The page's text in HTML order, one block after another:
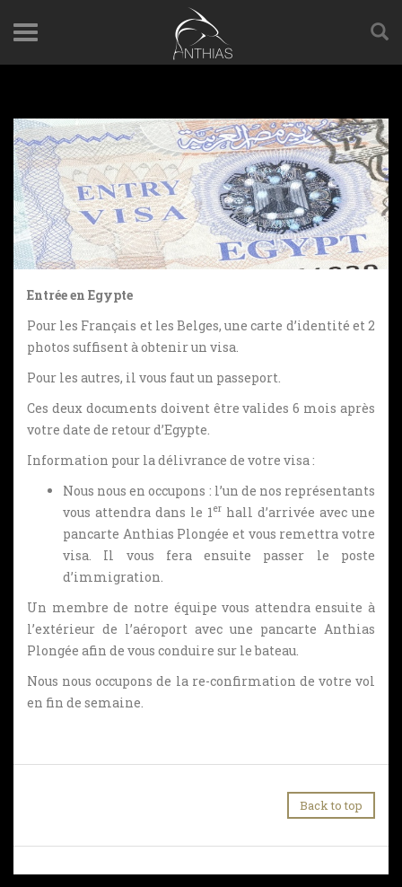
Entrée en Egypte
Pour les Français et les Belges, une carte d’identité et 2
photos suffisent à obtenir un visa.
Pour les autres, il vous faut un passeport.
Ces deux documents doivent être valides 6 mois après
votre date de retour d’Egypte.
Information pour la délivrance de votre visa :
Nous nous en occupons : l’un de nos représentants
vous attendra dans le 1 er hall d’arrivée avec une
pancarte Anthias Plongée et vous remettra votre
visa. Il vous fera ensuite passer le poste
d’immigration.
Un membre de notre équipe vous attendra ensuite à
l’extérieur de l’aéroport avec une pancarte Anthias
Plongée afin de vous conduire sur le bateau.
Nous nous occupons de la re-confirmation de votre vol
en fin de semaine.
Back to top